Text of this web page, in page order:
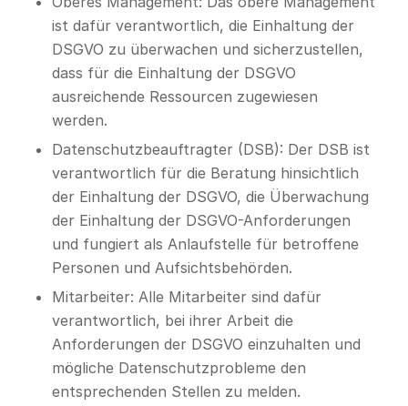
ist dafür verantwortlich, die Einhaltung der
DSGVO zu überwachen und sicherzustellen,
dass für die Einhaltung der DSGVO
ausreichende Ressourcen zugewiesen
werden.
Datenschutzbeauftragter (DSB): Der DSB ist
verantwortlich für die Beratung hinsichtlich
der Einhaltung der DSGVO, die Überwachung
der Einhaltung der DSGVO-Anforderungen
und fungiert als Anlaufstelle für betroffene
Personen und Aufsichtsbehörden.
Mitarbeiter: Alle Mitarbeiter sind dafür
verantwortlich, bei ihrer Arbeit die
Anforderungen der DSGVO einzuhalten und
mögliche Datenschutzprobleme den
entsprechenden Stellen zu melden.